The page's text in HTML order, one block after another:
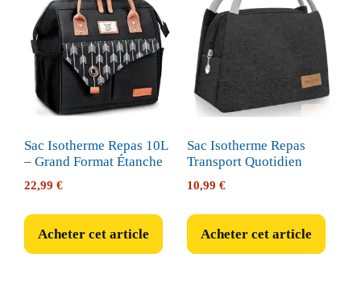
Sac Isotherme Repas 10L
– Grand Format Étanche
22,99 €
Acheter cet article
Sac Isotherme Repas
Transport Quotidien
10,99 €
Acheter cet article